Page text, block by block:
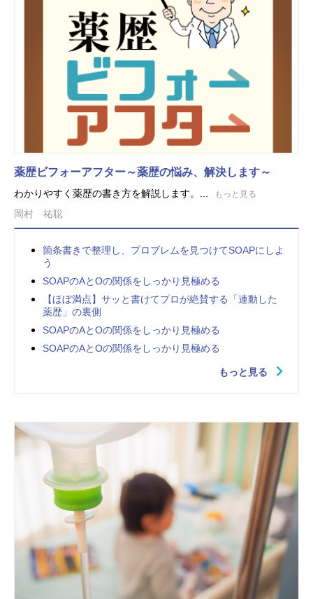
薬歴ビフォーアフター～薬歴の悩み、解決します～
わかりやすく薬歴の書き方を解説します。... もっと見る
岡村 祐聡
箇条書きで整理し、プロブレムを見つけてSOAPにしよ
う
SOAPのAとOの関係をしっかり見極める
【ほぼ満点】サッと書けてプロが絶賛する「連動した
薬歴」の裏側
SOAPのAとOの関係をしっかり見極める
SOAPのAとOの関係をしっかり見極める
もっと見る